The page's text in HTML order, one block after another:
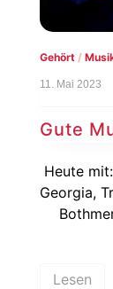
Gehört/
11. Mai 2023
Gute
Heute
Georgia,
Lesen